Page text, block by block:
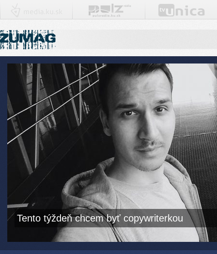
Tento týždeň chcem byť copywriterkou